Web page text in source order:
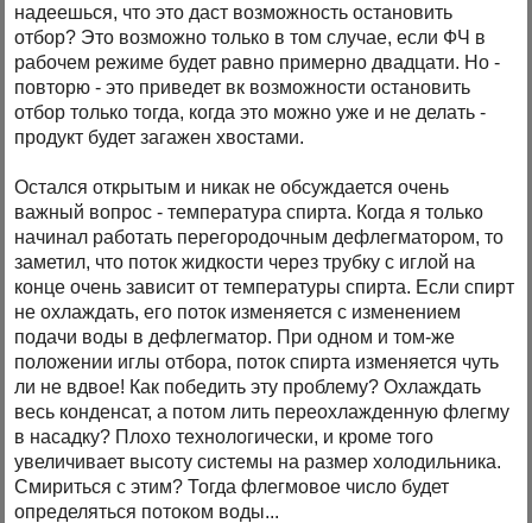
надеешься, что это даст возможность остановить
отбор? Это возможно только в том случае, если ФЧ в
рабочем режиме будет равно примерно двадцати. Но -
повторю - это приведет вк возможности остановить
отбор только тогда, когда это можно уже и не делать -
продукт будет загажен хвостами.
Остался открытым и никак не обсуждается очень
важный вопрос - температура спирта. Когда я только
начинал работать перегородочным дефлегматором, то
заметил, что поток жидкости через трубку с иглой на
конце очень зависит от температуры спирта. Если спирт
не охлаждать, его поток изменяется с изменением
подачи воды в дефлегматор. При одном и том-же
положении иглы отбора, поток спирта изменяется чуть
ли не вдвое! Как победить эту проблему? Охлаждать
весь конденсат, а потом лить переохлажденную флегму
в насадку? Плохо технологически, и кроме того
увеличивает высоту системы на размер холодильника.
Смириться с этим? Тогда флегмовое число будет
определяться потоком воды...